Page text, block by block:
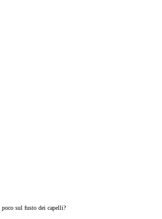
sul fusto dei capelli?